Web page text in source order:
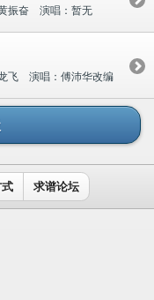
振奋 演唱：暂无
飞 演唱：傅沛华改编
求谱论坛